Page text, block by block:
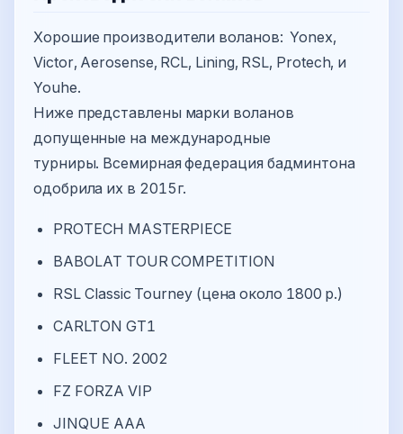
Хорошие производители воланов: Yonex,
Victor, Aerosense, RCL, Lining, RSL, Protech, и
Youhe.
Ниже представлены марки воланов
допущенные на международные
турниры. Всемирная федерация бадминтона
одобрила их в 2015г.
PROTECH MASTERPIECE
BABOLAT TOUR COMPETITION
RSL Classic Tourney (цена около 1800 р.)
CARLTON GT1
FLEET NO. 2002
FZ FORZA VIP
JINQUE AAA